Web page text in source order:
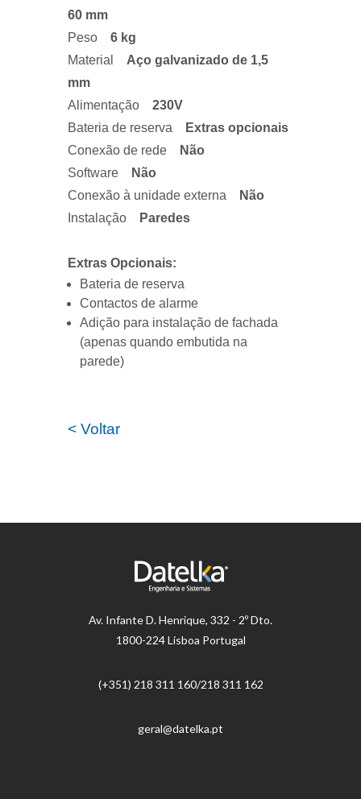
60 mm
Peso
6 kg
Material
Aço galvanizado de 1,5
mm
Alimentação
230V
Bateria de reserva
Extras opcionais
Conexão de rede
Não
Software
Não
Conexão à unidade externa
Não
Instalação
Paredes
Extras Opcionais:
Bateria de reserva
Contactos de alarme
Adição para instalação de fachada
(apenas quando embutida na
parede)
< Voltar
Av. Infante D. Henrique, 332 - 2º Dto.
1800-224 Lisboa Portugal
(+351) 218 ​​311 160/218 311 162
geral@datelka.pt